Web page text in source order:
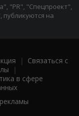
"PR", "Спецпроект",
на
| Связаться с
|
в сфере